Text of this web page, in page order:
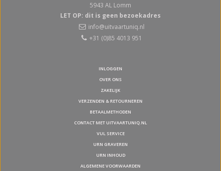
5943 AL Lomm
LET OP: dit is geen bezoekadres
info@uitvaartuniq.nl
+31 (0)85 4013 951
INLOGGEN
OVER ONS
ZAKELIJK
VERZENDEN & RETOURNEREN
BETAALMETHODEN
CONTACT MET UITVAARTUNIQ.NL
VUL SERVICE
URN GRAVEREN
URN INHOUD
ALGEMENE VOORWAARDEN